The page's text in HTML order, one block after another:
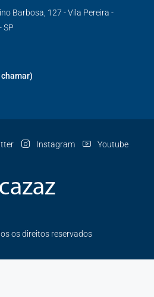
Barbosa, 127 - Vila Pereira -
SP
Instagram Youtube
os direitos reservados